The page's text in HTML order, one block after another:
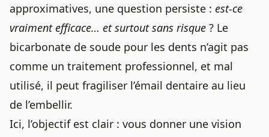
approximatives, une question persiste : est-ce
vraiment efficace… et surtout sans risque ? Le
bicarbonate de soude pour les dents n’agit pas
comme un traitement professionnel, et mal
utilisé, il peut fragiliser l’émail dentaire au lieu
de l’embellir.
Ici, l’objectif est clair : vous donner une vision